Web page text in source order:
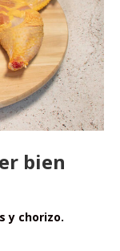
bien
y chorizo.